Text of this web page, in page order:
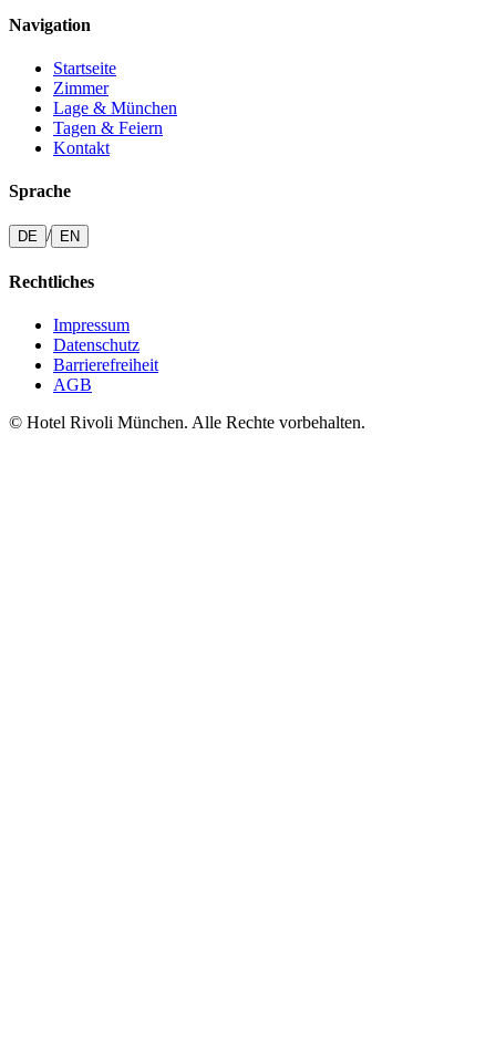
Navigation
Startseite
Zimmer
Lage & München
Tagen & Feiern
Kontakt
Sprache
DE / EN
Rechtliches
Impressum
Datenschutz
Barrierefreiheit
AGB
© Hotel Rivoli München. Alle Rechte vorbehalten.